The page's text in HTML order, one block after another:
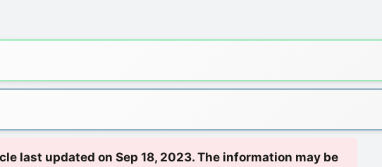
last updated on Sep 18, 2023. The information may be